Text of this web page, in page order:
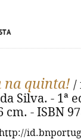
na quinta! /
Silva. - 1ª
cm. - ISBN